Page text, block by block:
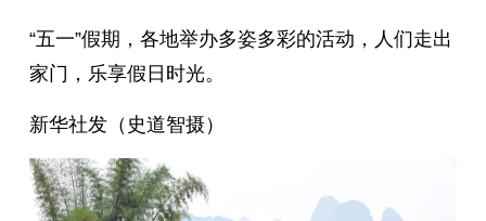
“五一”假期，各地举办多姿多彩的活动，人们走出
家门，乐享假日时光。
新华社发（史道智摄）